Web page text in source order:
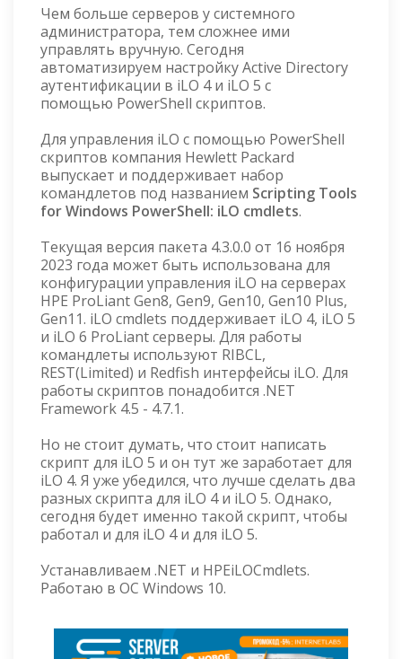
Чем больше серверов у системного
администратора, тем сложнее ими
управлять вручную. Сегодня
автоматизируем настройку Active Directory
аутентификации в iLO 4 и iLO 5 с
помощью PowerShell скриптов.
Для управления iLO с помощью PowerShell
скриптов компания Hewlett Packard
выпускает и поддерживает набор
командлетов под названием Scripting Tools
for Windows PowerShell: iLO cmdlets.
Текущая версия пакета 4.3.0.0 от 16 ноября
2023 года может быть использована для
конфигурации управления iLO на серверах
HPE ProLiant Gen8, Gen9, Gen10, Gen10 Plus,
Gen11. iLO cmdlets поддерживает iLO 4, iLO 5
и iLO 6 ProLiant серверы. Для работы
командлеты используют RIBCL,
REST(Limited) и Redfish интерфейсы iLO. Для
работы скриптов понадобится .NET
Framework 4.5 - 4.7.1.
Но не стоит думать, что стоит написать
скрипт для iLO 5 и он тут же заработает для
iLO 4. Я уже убедился, что лучше сделать два
разных скрипта для iLO 4 и iLO 5. Однако,
сегодня будет именно такой скрипт, чтобы
работал и для iLO 4 и для iLO 5.
Устанавливаем .NET и HPEiLOCmdlets.
Работаю в ОС Windows 10.